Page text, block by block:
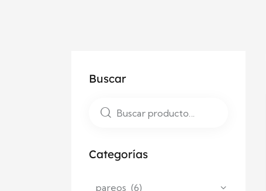
Buscar
Categorías